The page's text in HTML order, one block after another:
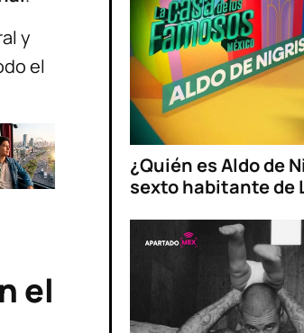
y
el
el
¿Quién es Aldo de
sexto habitante de